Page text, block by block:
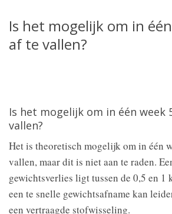
Is het mogelijk om in
af te vallen?
Is het mogelijk om in één week
vallen?
Het is theoretisch mogelijk om in één
vallen, maar dit is niet aan te raden.
gewichtsverlies ligt tussen de 0,5 en 1
een te snelle gewichtsafname kan
een vertraagde stofwisseling.